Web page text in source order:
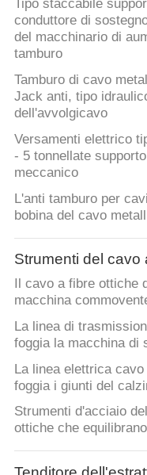
Tipo staccabile
conduttore di
del macchinario di
tamburo
Tamburo di cavo
Jack anti, tipo
dell'avvolgicavo
Versamenti elettrico
- 5 tonnellate
meccanico
L'anti tamburo per
bobina del cavo
Strumenti del cavo
Il cavo a fibre ottiche
macchina
La linea di
foggia la macchina di
La linea elettrica
foggia i giunti del
Strumenti d'acciaio
ottiche che